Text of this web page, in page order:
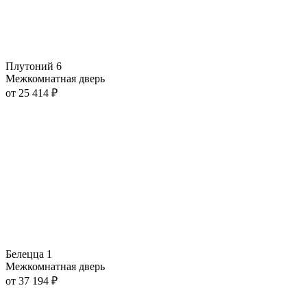
Плутоний 6
Межкомнатная дверь
от 25 414 ₽
Белецца 1
Межкомнатная дверь
от 37 194 ₽